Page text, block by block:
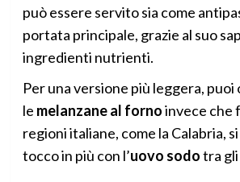
può essere servito sia come
portata principale, grazie al suo
ingredienti nutrienti.
Per una versione più leggera,
le melanzane al fornoinvece che
regioni italiane, come la Calabria,
tocco in più con l’uovo sodotra